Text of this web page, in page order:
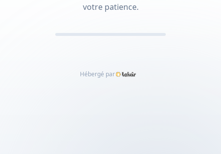
votre patience.
Hébergé par